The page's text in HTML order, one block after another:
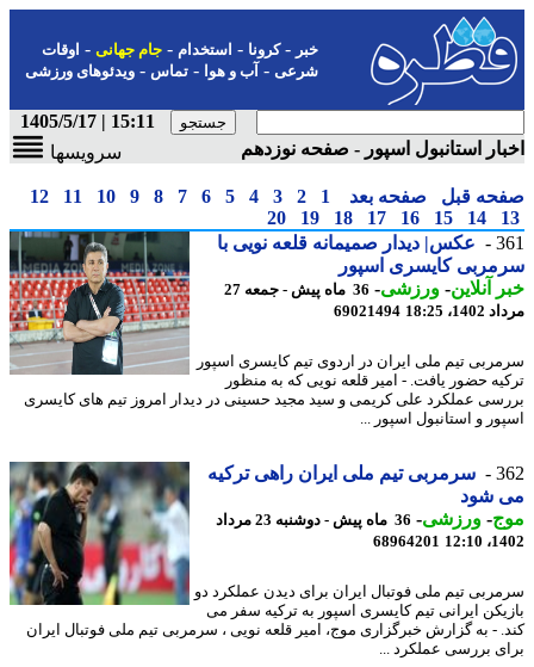
-کرونا-استخدام- جام جهانی-اوقات
شرعی-آب و هوا-تماس-ویدئوهای ورزشی
15:11 | 1405/5/17
استانبول اسپور - صفحه نوزدهم
سرویسها
قبل صفحه بعد 1
2
3
4
5
6
7
8
9
10
11
12
14
15
16
17
18
19
20
عکس| دیدار صمیمانه قلعه نویی با
کایسری اسپور
آنلاین-ورزشی-
36 ماه پیش - جمعه 27
18:25
69021494
تیم ملی ایران در اردوی تیم کایسری اسپور
حضور یافت. - امیر قلعه نویی که به منظور
عملکرد علی کریمی و سید مجید حسینی در دیدار امروز تیم های کایسری
و استانبول اسپور ...
سرمربی تیم ملی ایران راهی ترکیه
شود
-ورزشی-
36 ماه پیش - دوشنبه 23 مرداد
68964201
تیم ملی فوتبال ایران برای دیدن عملکرد دو
ایرانی تیم کایسری اسپور به ترکیه سفر می
- به گزارش خبرگزاری موج، امیر قلعه نویی ، سرمربی تیم ملی فوتبال ایران
بررسی عملکرد ...